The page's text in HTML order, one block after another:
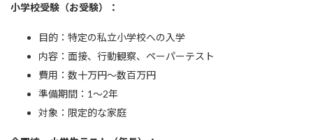
小学校受験（お受験）：
目的：特定の私立小学校への入学
内容：面接、行動観察、ペーパーテスト
費用：数十万円〜数百万円
準備期間：1〜2年
対象：限定的な家庭